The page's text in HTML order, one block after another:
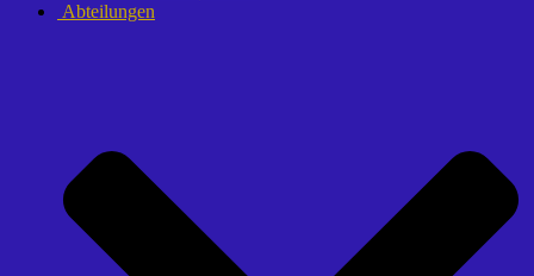
Abteilungen